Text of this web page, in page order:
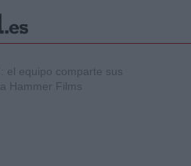
el equipo comparte sus
Hammer Films